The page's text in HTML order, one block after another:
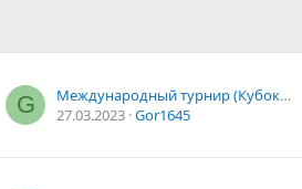
G
Международный турнир (Кубок Онтарио) 1972-73
27.03.2023 Gor1645